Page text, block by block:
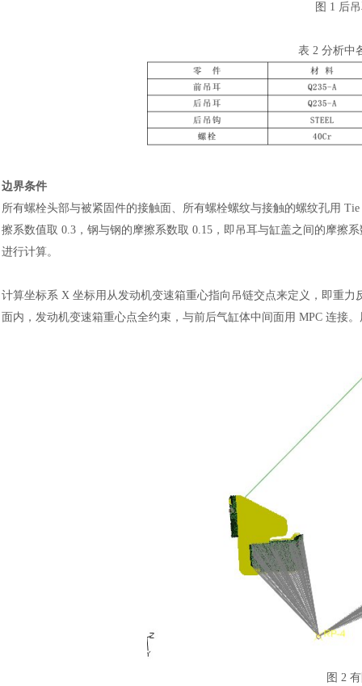
图 1 后
表 2 分析中
边界条件
所有螺栓头部与被紧固件的接触面、所有螺栓螺纹与接触的螺纹孔用 Tie
擦系数值取 0.3，钢与钢的摩擦系数取 0.15，即吊耳与缸盖之间的摩擦
进行计算。
计算坐标系 X 坐标用从发动机变速箱重心指向吊链交点来定义，即重
面内，发动机变速箱重心点全约束，与前后气缸体中间面用 MPC 连接
图 2